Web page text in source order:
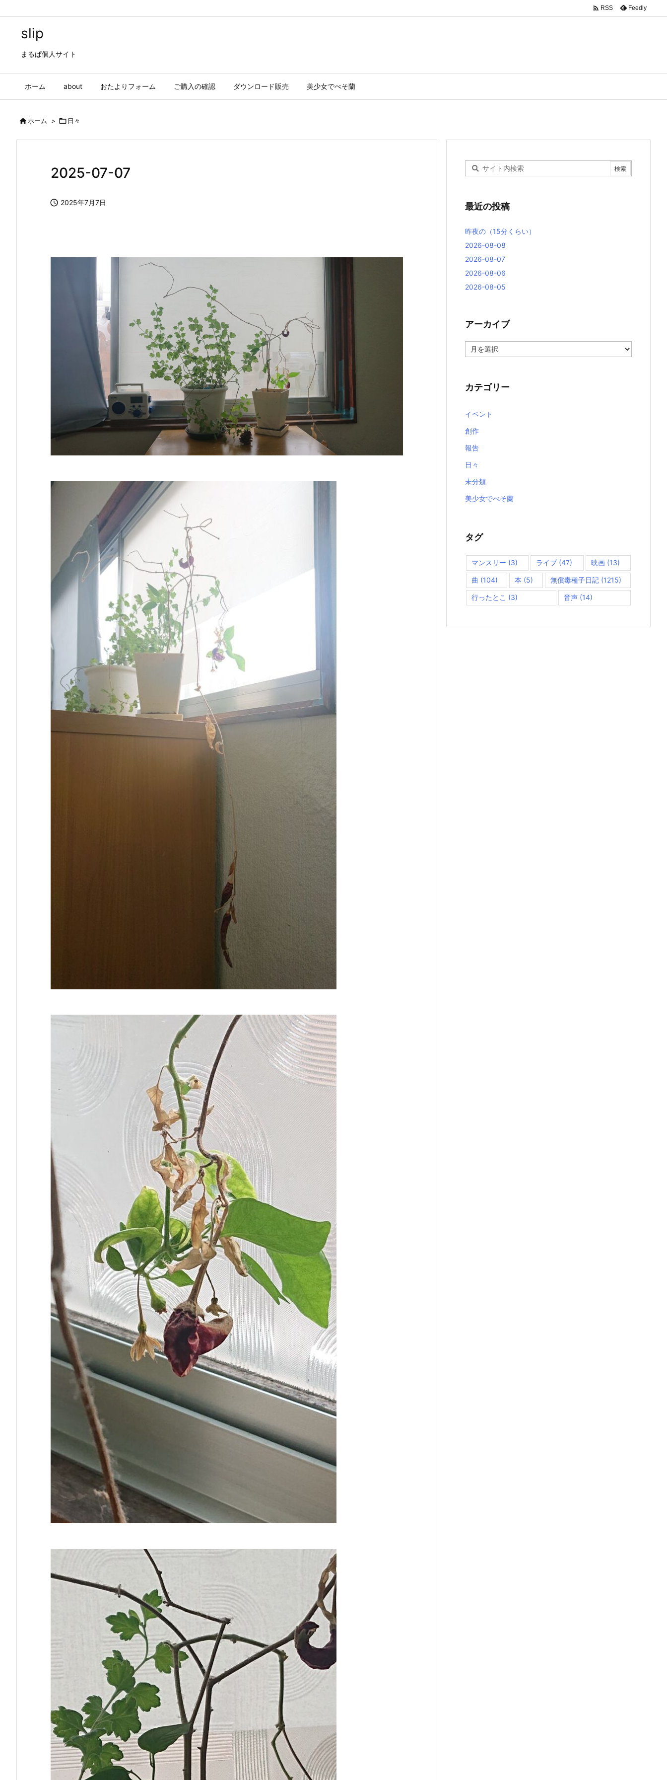
slip
まるぱ個人サイト
ホーム about おたよりフォーム ご購入の確認 ダウンロード販売 美少女でべそ蘭
 RSS Feedly
ホーム >  日々
2025-07-07
 2025年7月7日 最近の投稿
昨夜の（15分くらい）
2026-08-08
2026-08-07
2026-08-06
2026-08-05
アーカイブ
ー
ブ
カテゴリー
イベント
創作
報告
日々
未分類
美少女でべそ蘭
タグ
マンスリー (3) ライブ (47) 映画(13)
曲 (104) 本 (5) 無償毒種子日記(1215)
行ったとこ (3) 音声(14)